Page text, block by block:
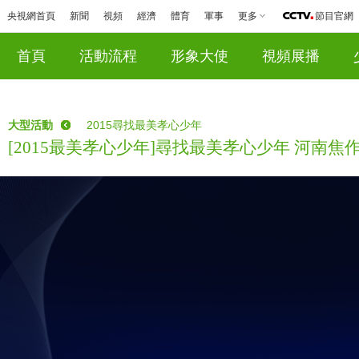
央視網首頁 新聞 視頻 經濟 體育 軍事 更多 節目官網
首頁 活動流程 形象大使 視頻展播
大型活動 2015尋找最美孝心少年
[2015最美孝心少年]尋找最美孝心少年 河南焦